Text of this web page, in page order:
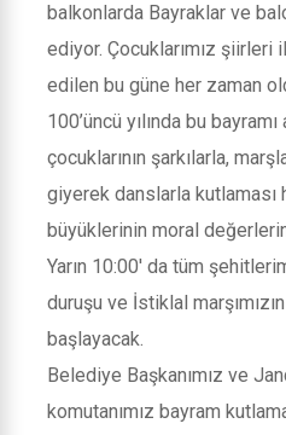
balkonlarda Bayraklar ve
ediyor. Çocuklarımız şiirleri
edilen bu güne her zaman
100’üncü yılında bu
çocuklarının şarkılarla,
giyerek danslarla kutlaması
büyüklerinin moral
Yarın 10:00' da tüm
duruşu ve İstiklal
başlayacak.
Belediye Başkanımız ve
komutanımız bayram